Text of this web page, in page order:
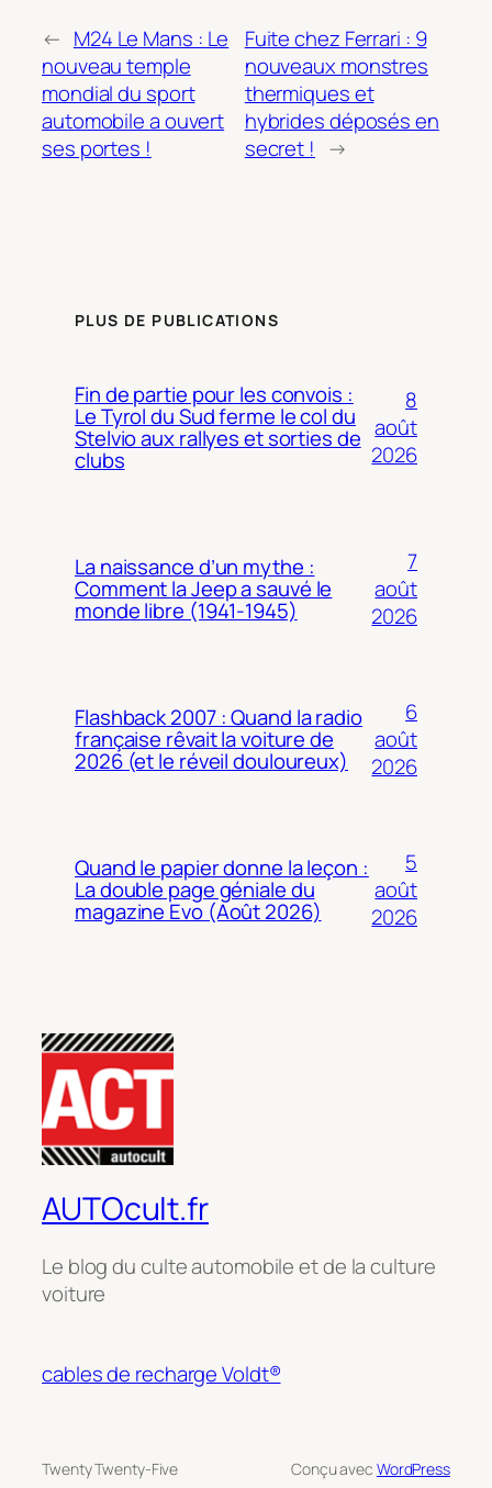
← M24 Le Mans : Le
nouveau temple
mondial du sport
automobile a ouvert
ses portes !
Fuite chez Ferrari : 9
nouveaux monstres
thermiques et
hybrides déposés en
secret ! →
PLUS DE PUBLICATIONS
Fin de partie pour les convois :
Le Tyrol du Sud ferme le col du
Stelvio aux rallyes et sorties de
clubs
8
août
2026
La naissance d’un mythe :
Comment la Jeep a sauvé le
monde libre (1941-1945)
7
août
2026
Flashback 2007 : Quand la radio
française rêvait la voiture de
2026 (et le réveil douloureux)
6
août
2026
Quand le papier donne la leçon :
La double page géniale du
magazine Evo (Août 2026)
5
août
2026
AUTOcult.fr
Le blog du culte automobile et de la culture
voiture
cables de recharge Voldt®
Twenty Twenty-Five Conçu avec WordPress